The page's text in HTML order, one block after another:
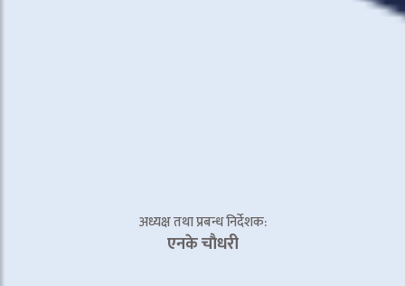
अध्यक्ष तथा प्रबन्ध निर्देशक:
एनके चाैधरी